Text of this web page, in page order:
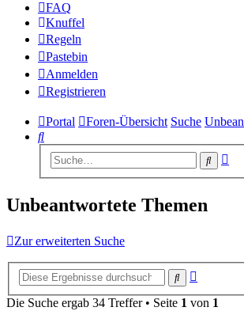
FAQ
Knuffel
Regeln
Pastebin
Anmelden
Registrieren
Portal Foren-Übersicht Suche
Suche
Suche
Unbeantwortete Themen
Zur erweiterten Suche
Suche
Die Suche ergab 34 Treffer • Seite 1 von 1